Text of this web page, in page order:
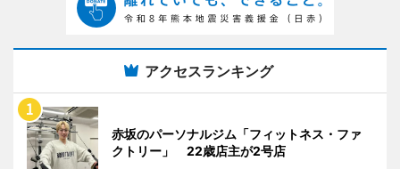
アクセスランキング
赤坂のパーソナルジム「フィットネス・ファ
クトリー」 22歳店主が2号店